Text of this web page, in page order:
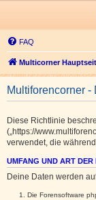
FAQ
Multicorner
Multiforencorner -
Diese Richtlinie
(„https://
verwendet, die
UMFANG UND ART DER
Deine Daten werden
Die Forensoftware